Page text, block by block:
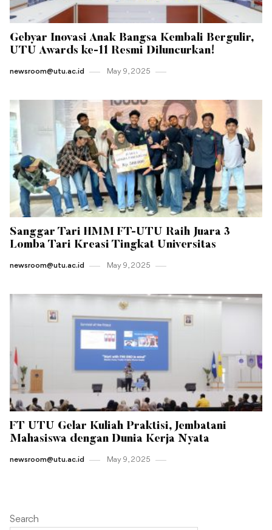
Gebyar Inovasi Anak Bangsa Kembali Bergulir,
UTU Awards ke-11 Resmi Diluncurkan!
newsroom@utu.ac.id May 9 , 2025
Sanggar Tari HMM FT-UTU Raih Juara 3
Lomba Tari Kreasi Tingkat Universitas
newsroom@utu.ac.id May 9 , 2025
FT UTU Gelar Kuliah Praktisi, Jembatani
Mahasiswa dengan Dunia Kerja Nyata
newsroom@utu.ac.id May 9 , 2025
Search